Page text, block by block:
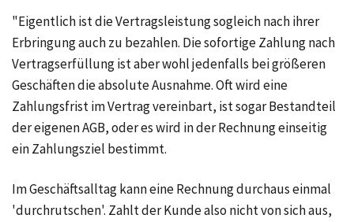
"Eigentlich ist die Vertragsleistung sogleich nach ihrer
Erbringung auch zu bezahlen. Die sofortige Zahlung nach
Vertragserfüllung ist aber wohl jedenfalls bei größeren
Geschäften die absolute Ausnahme. Oft wird eine
Zahlungsfrist im Vertrag vereinbart, ist sogar Bestandteil
der eigenen AGB, oder es wird in der Rechnung einseitig
ein Zahlungsziel bestimmt.
Im Geschäftsalltag kann eine Rechnung durchaus einmal
'durchrutschen'. Zahlt der Kunde also nicht von sich aus,